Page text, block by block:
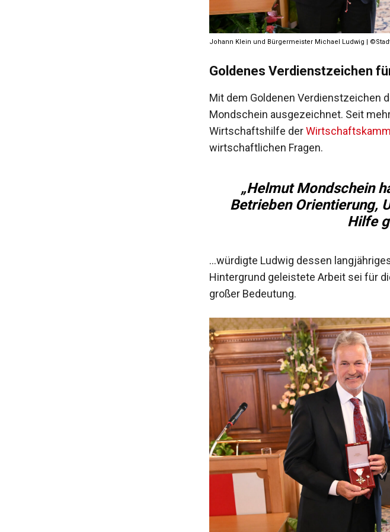
Johann Klein und Bürgermeister Michael Ludwig |
Goldenes Verdienstzeichen
Mit dem Goldenen Verdienstzeichen
Mondschein ausgezeichnet. Seit
Wirtschaftshilfe der
wirtschaftlichen Fragen.
„Helmut Mondschein
Betrieben Orientierung,
Hilfe
…würdigte Ludwig dessen
Hintergrund geleistete Arbeit sei für
großer Bedeutung.